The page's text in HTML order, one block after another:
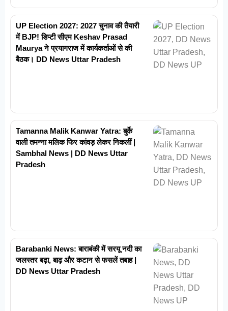
UP Election 2027: 2027 चुनाव की तैयारी
में BJP! डिप्टी सीएम Keshav Prasad
Maurya ने प्रयागराज में कार्यकर्ताओं से की
बैठक। DD News Uttar Pradesh
Tamanna Malik Kanwar Yatra: बुर्के
वाली तमन्ना मलिक फिर कांवड़ लेकर निकलीं |
Sambhal News | DD News Uttar
Pradesh
Barabanki News: बाराबंकी में सरयू नदी का
जलस्तर बढ़ा, बाढ़ और कटान से फसलें तबाह |
DD News Uttar Pradesh